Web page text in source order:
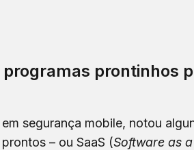
programas prontinhos
segurança mobile, notou
– ou SaaS (Software as